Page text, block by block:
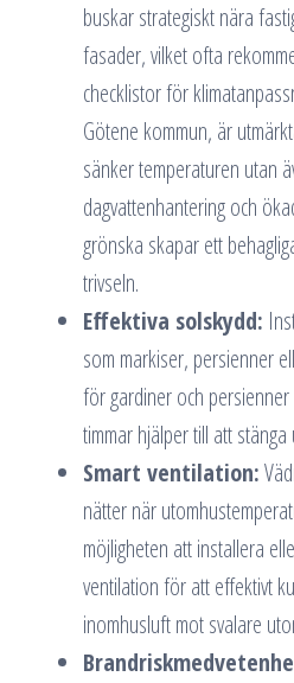
buskar strategiskt nära
fasader, vilket ofta
checklistor för
Götene kommun, är
sänker temperaturen utan
dagvattenhantering och
grönska skapar ett
trivseln.
Effektiva solskydd:
som markiser, persienner
för gardiner och
timmar hjälper till att
Smart ventilation:
nätter när
möjligheten att installera
ventilation för att effektivt
inomhusluft mot svalare